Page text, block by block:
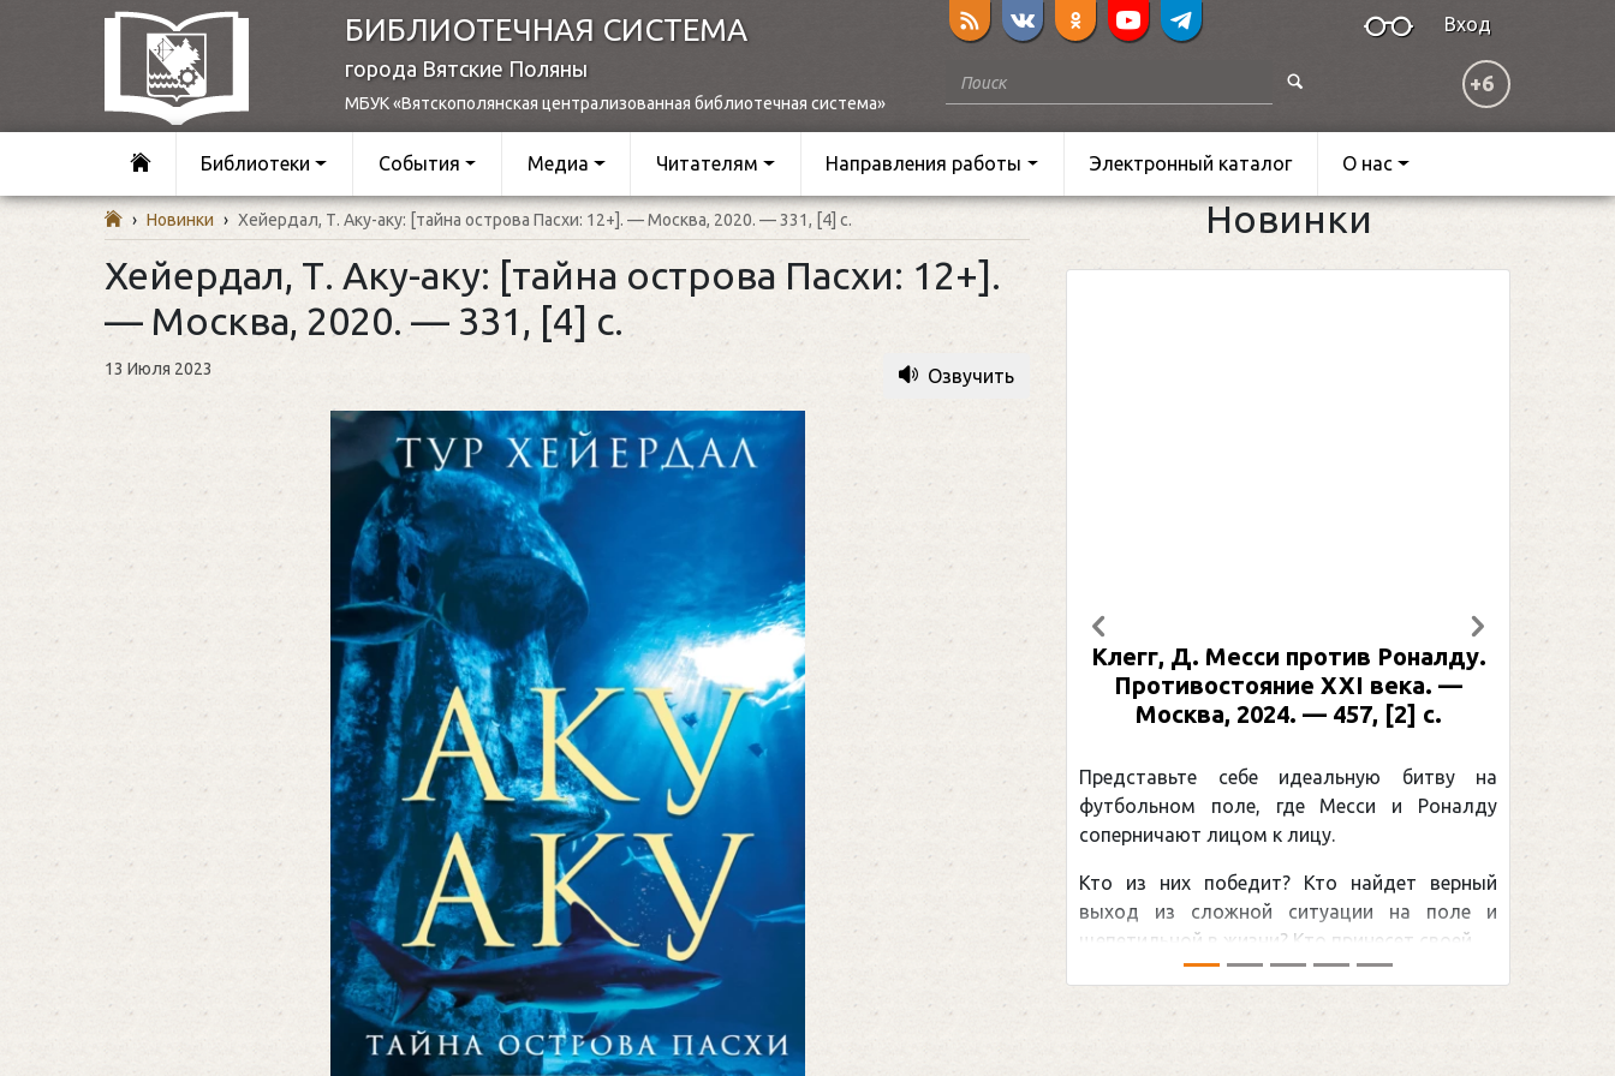
БИБЛИОТЕЧНАЯ СИСТЕМА
города Вятские Поляны
МБУК «Вятскополянская централизованная библиотечная система»
Вход
+6
Библиотеки События Медиа Читателям Направления работы Электронный каталог О нас
› Новинки › Хейердал, Т. Аку-аку: [тайна острова Пасхи: 12+]. — Москва, 2020. — 331, [4] с.
Хейердал, Т. Аку-аку: [тайна острова Пасхи: 12+].
— Москва, 2020. — 331, [4] с.
13 Июля 2023 Озвучить
Новинки
Клегг, Д. Месси против Роналду.
Противостояние XXI века. —
Москва, 2024. — 457, [2] с.
Представьте себе идеальную битву на
футбольном поле, где Месси и Роналду
соперничают лицом к лицу.
Кто из них победит? Кто найдет верный
выход из сложной ситуации на поле и
щепетильной в жизни? Кто принесет своей ...
Предыдущий Следующий